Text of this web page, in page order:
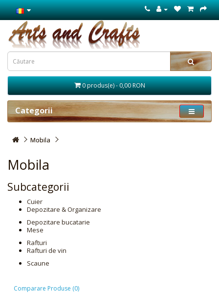
0 produs(e) - 0,00 RON
Categorii
Mobila
Mobila
Subcategorii
Cuier
Depozitare & Organizare
Depozitare bucatarie
Mese
Rafturi
Rafturi de vin
Scaune
Comparare Produse (0)